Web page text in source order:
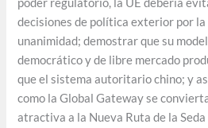
poder regulatorio, la UE debería
decisiones de política exterior por la
unanimidad; demostrar que su
democrático y de libre mercado
que el sistema autoritario chino; y
como la Global Gateway se
atractiva a la Nueva Ruta de la Seda